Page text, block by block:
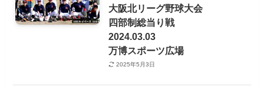
大阪北リーグ野球大会
四部制総当り戦
2024.03.03
万博スポーツ広場
2025年5月3日